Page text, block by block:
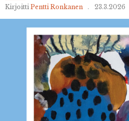
Kirjoitti Pentti Ronkanen 23.3.2026